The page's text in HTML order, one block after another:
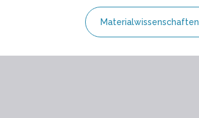
Materialwissenschaften